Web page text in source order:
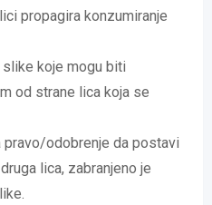
propagira konzumiranje
koje mogu biti
od strane lica koja se
odobrenje da postavi
lica, zabranjeno je